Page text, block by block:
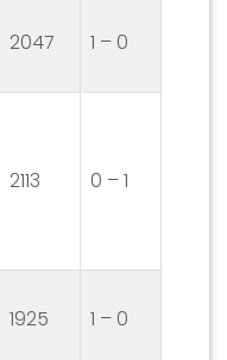
2047 1 – 0
2113 0 – 1
1925 1 – 0